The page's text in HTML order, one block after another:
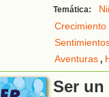
Temática:
Crecimiento
Aventuras,
Ser